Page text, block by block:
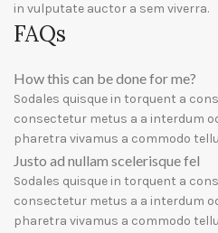
in vulputate auctor a sem viverra.
FAQs
How this can be done for me?
Sodales quisque in torquent a
consectetur metus a a interdum
pharetra vivamus a commodo
Justo ad nullam scelerisque fel
Sodales quisque in torquent a
consectetur metus a a interdum
pharetra vivamus a commodo